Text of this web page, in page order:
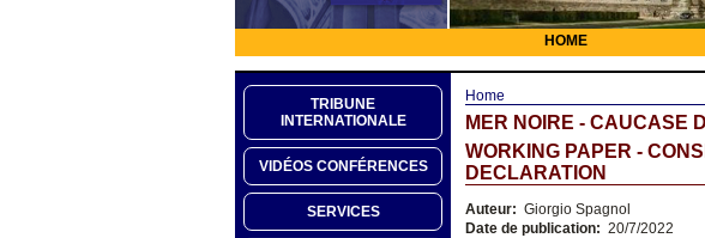
HOME
TRIBUNE
INTERNATIONALE
VIDÉOS CONFÉRENCES
SERVICES
Home
MER NOIRE - CAUCASE
WORKING PAPER -
DECLARATION
Auteur: Giorgio Spagnol
Date de publication: 20/7/2022